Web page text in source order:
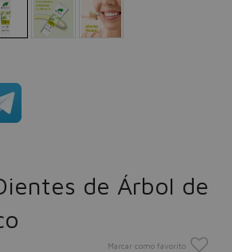
de Árbol de
Marcar como favorito